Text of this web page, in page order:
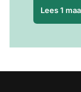
Lees 1